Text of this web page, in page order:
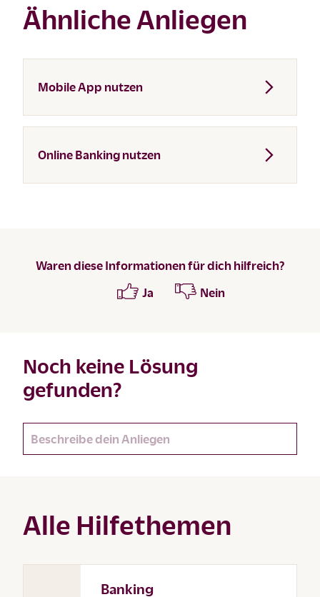
Ähnliche Anliegen
Mobile App nutzen
Online Banking nutzen
Waren diese Informationen für dich hilfreich?
Ja
Nein
Noch keine Lösung
gefunden?
Alle Hilfethemen
Banking